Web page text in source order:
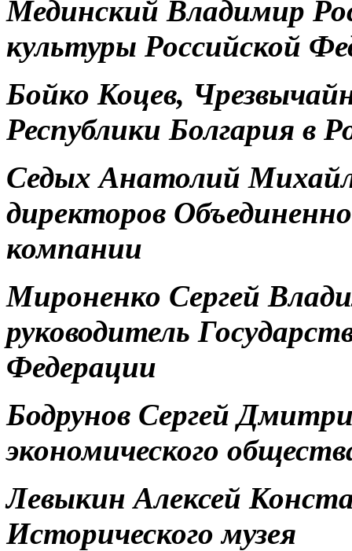
Мединский Владимир
культуры Российской
Бойко Коцев,
Республики Болгария в
Седых Анатолий
директоров
компании
Мироненко Сергей
руководитель
Федерации
Бодрунов Сергей
экономического
Левыкин Алексей
Исторического музея